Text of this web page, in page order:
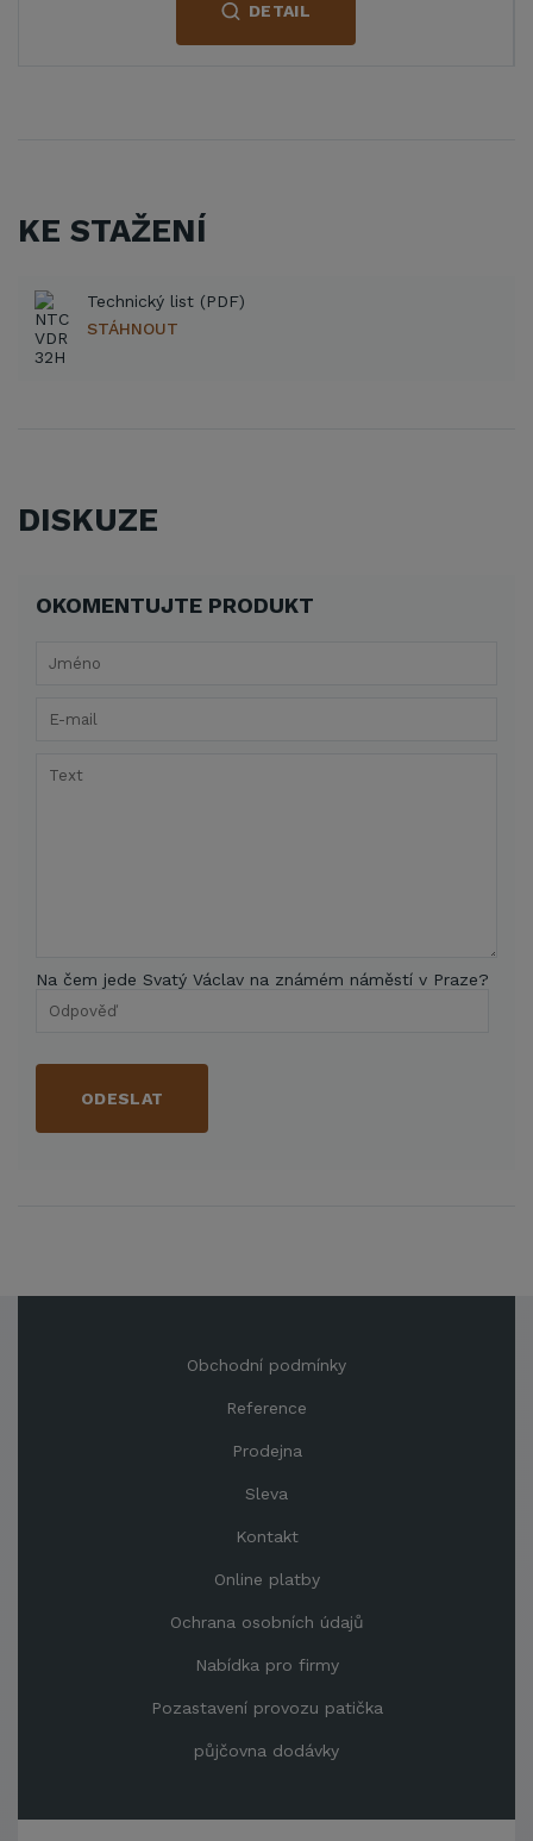
DETAIL
KE STAŽENÍ
Technický list (PDF)
STÁHNOUT
DISKUZE
OKOMENTUJTE PRODUKT
Na čem jede Svatý Václav na známém náměstí v Praze?
ODESLAT
Obchodní podmínky
Reference
Prodejna
Sleva
Kontakt
Online platby
Ochrana osobních údajů
Nabídka pro firmy
Pozastavení provozu patička
půjčovna dodávky